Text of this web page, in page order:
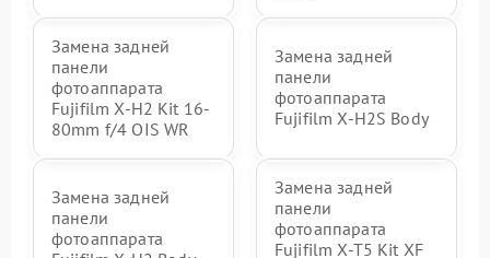
Замена задней
панели
фотоаппарата
Fujifilm X-H2 Kit 16-
80mm f/4 OIS WR
Замена задней
панели
фотоаппарата
Fujifilm X-H2S Body
Замена задней
панели
фотоаппарата
Замена задней
панели
фотоаппарата
Fujifilm X-T5 Kit XF